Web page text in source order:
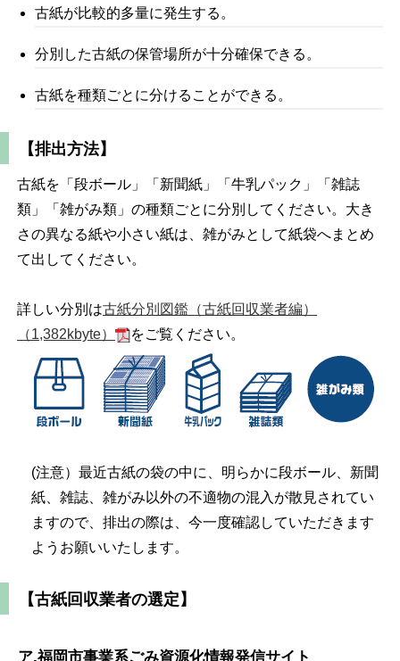
古紙が比較的多量に発生する。
分別した古紙の保管場所が十分確保できる。
古紙を種類ごとに分けることができる。
【排出方法】
古紙を「段ボール」「新聞紙」「牛乳パック」「雑誌
類」「雑がみ類」の種類ごとに分別してください。大き
さの異なる紙や小さい紙は、雑がみとして紙袋へまとめ
て出してください。
詳しい分別は古紙分別図鑑（古紙回収業者編）
（1,382kbyte）
をご覧ください。
(注意）最近古紙の袋の中に、明らかに段ボール、新聞
紙、雑誌、雑がみ以外の不適物の混入が散見されてい
ますので、排出の際は、今一度確認していただきます
ようお願いいたします。
【古紙回収業者の選定】
ア.福岡市事業系ごみ資源化情報発信サイト